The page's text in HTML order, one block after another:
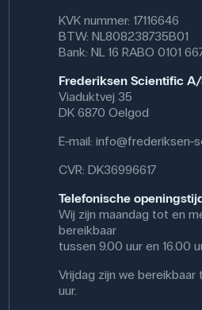
KVK nummer: 17116646
BTW: NL808238735B01
Bank: NL 16 RABO 0101
Frederiksen Scientific
Viaduktvej 35
DK 6870 Oelgod
E-mail:info@frederiksen-
CVR: DK36996617
Telefonische
Wij zijn maandag tot en
bereikbaar
tussen 9.00 uur en 16.00
Vrijdag zijn we bereikbaar
uur.